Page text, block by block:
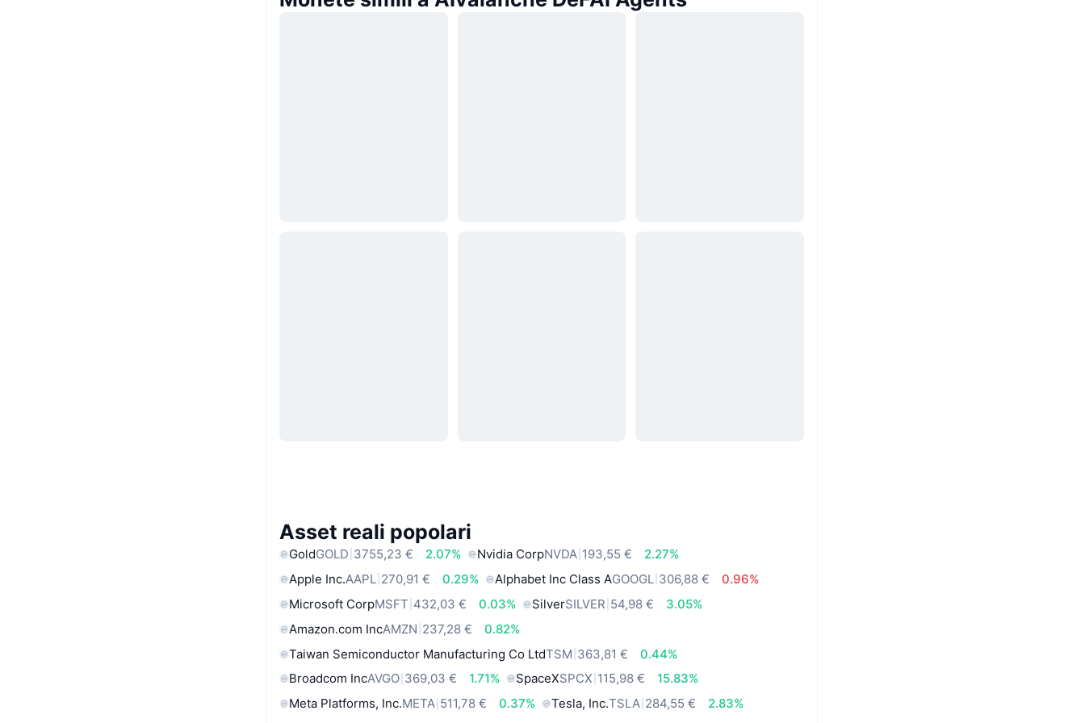
Asset reali popolari
GoldGOLD 3755,23 € 2.07% Nvidia CorpNVDA 193,55 €
2.27%
Apple Inc.AAPL 270,91 € 0.29% Alphabet Inc Class AGOOGL 306,88 €
0.96%
Microsoft CorpMSFT 432,03 € 0.03% SilverSILVER 54,98 €
3.05%
Amazon.com IncAMZN 237,28 €
0.82%
Taiwan Semiconductor Manufacturing Co LtdTSM 363,81 €
0.44%
Broadcom IncAVGO 369,03 € 1.71% SpaceXSPCX 115,98 €
15.83%
Meta Platforms, Inc.META 511,78 € 0.37% Tesla, Inc.TSLA 284,55 €
2.83%